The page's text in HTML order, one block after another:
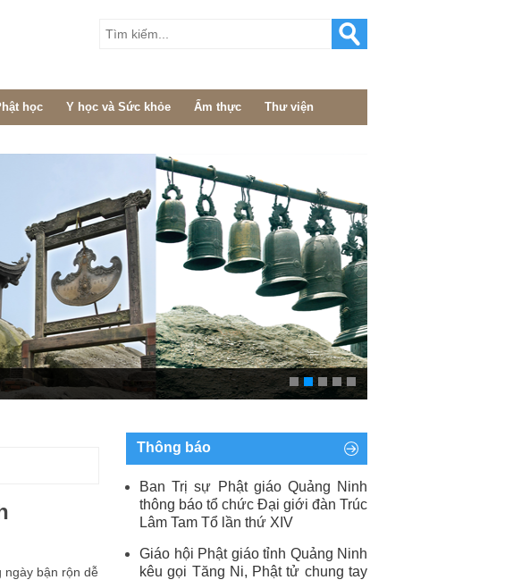
học Y học và Sức khỏe Ẩm thực Thư viện
bận rộn dễ
Thông báo
Ban Trị sự Phật giáo Quảng Ninh
thông báo tổ chức Đại giới đàn Trúc
Lâm Tam Tổ lần thứ XIV
Giáo hội Phật giáo tỉnh Quảng Ninh
kêu gọi Tăng Ni, Phật tử chung tay